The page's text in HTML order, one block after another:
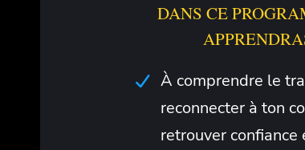
DANS CE
À comprendre le
reconnecter à ton
retrouver confiance